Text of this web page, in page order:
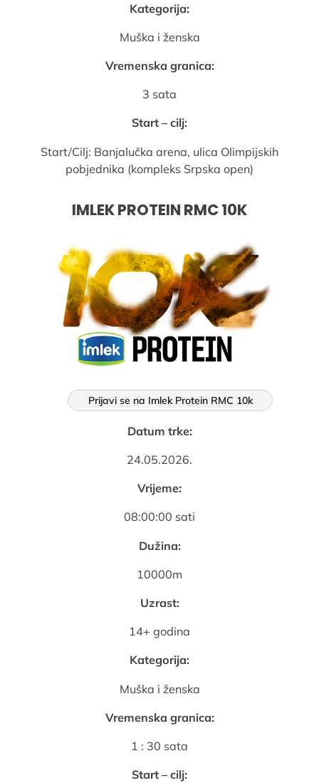
Kategorija:
Muška i ženska
Vremenska granica:
3 sata
Start – cilj:
Start/Cilj: Banjalučka arena, ulica Olimpijskih
pobjednika (kompleks Srpska open)
IMLEK PROTEIN RMC 10K
Prijavi se na Imlek Protein RMC 10k
Datum trke:
24.05.2026.
Vrijeme:
08:00:00 sati
Dužina:
10000m
Uzrast:
14+ godina
Kategorija:
Muška i ženska
Vremenska granica:
1 : 30 sata
Start – cilj: